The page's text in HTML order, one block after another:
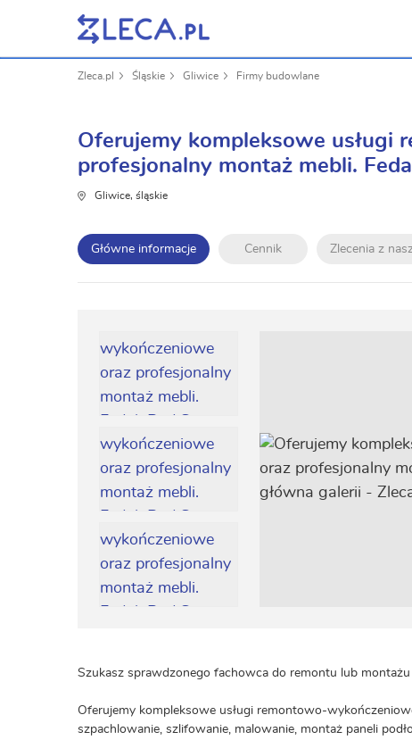
Zleca.pl Śląskie Gliwice Firmy budowlane
Oferujemy kompleksowe usługi
profesjonalny montaż mebli.
Gliwice, śląskie
Główne informacje Cennik Zlecenia z
Szukasz sprawdzonego fachowca do remontu lub
Oferujemy kompleksowe usługi remontowo-
szpachlowanie, szlifowanie, malowanie, montaż paneli